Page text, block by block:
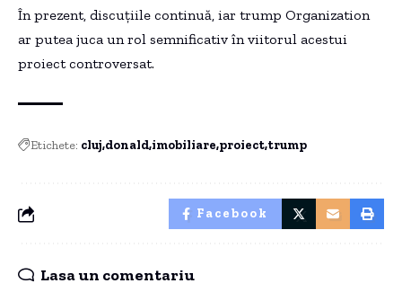
În prezent, discuțiile continuă, iar trump Organization
ar putea juca un rol semnificativ în viitorul acestui
proiect controversat.
Etichete: cluj donald imobiliare proiect trump
Facebook
Lasa un comentariu